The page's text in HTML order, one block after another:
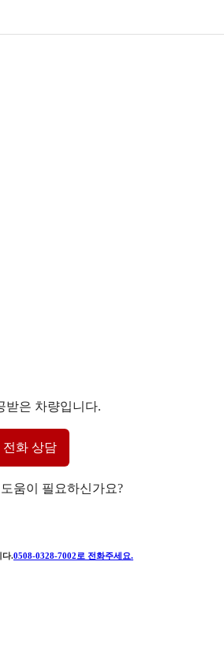
받은 차량입니다.
전화 상담
움이 필요하신가요?
다.0508-0328-7002 로 전화주세요.